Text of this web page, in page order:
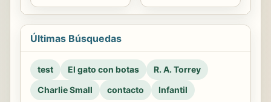
Últimas Búsquedas
test El gato con botas
R. A. Torrey
Charlie Small
contacto Infantil